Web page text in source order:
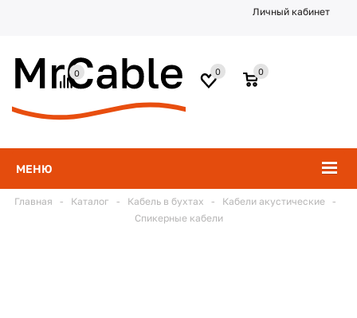
Личный кабинет
МЕНЮ
0
0
0
Главная - Каталог - Кабель в бухтах - Кабели акустические
-
Спикерные кабели